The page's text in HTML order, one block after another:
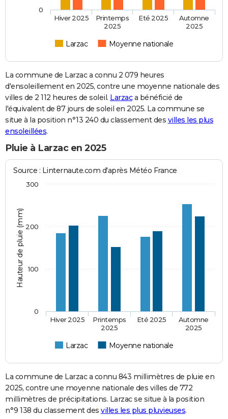
Larzac Moyenne nationale
Hiver 2025
Printemps
2025
Eté 2025
Automne
2025
0
La commune de Larzac a connu 2 079 heures
d'ensoleillement en 2025, contre une moyenne nationale des
villes de 2 112 heures de soleil. Larzaca bénéficié de
l'équivalent de 87 jours de soleil en 2025. La commune se
situe à la position n°13 240 du classement des villes les plus
ensoleillées.
Pluie à Larzac en 2025
Hauteur de pluie (mm)
Source : Linternaute.com d'après Météo France
Larzac Moyenne nationale
Hiver 2025
Printemps
2025
Eté 2025
Automne
2025
0
100
200
300
La commune de Larzac a connu 843 millimètres de pluie en
2025, contre une moyenne nationale des villes de 772
millimètres de précipitations. Larzac se situe à la position
n°9 138 du classement des villes les plus pluvieuses.